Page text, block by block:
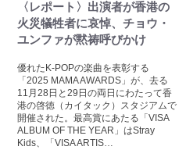
〈レポート〉出演者が香港の
火災犠牲者に哀悼、チョウ・
ユンファが黙祷呼びかけ
優れたK-POPの楽曲を表彰する
「2025 MAMA AWARDS」が、去る
11月28日と29日の両日にわたって香
港の啓徳（カイタック）スタジアムで
開催された。最高賞にあたる「VISA
ALBUM OF THE YEAR」はStray
Kids、「VISA ARTIS…